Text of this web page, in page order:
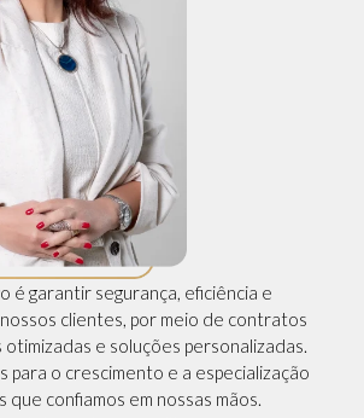
é garantir segurança, eficiência e
clientes, por meio de contratos
e soluções personalizadas.
para o crescimento e a especialização
que confiamos em nossas mãos.